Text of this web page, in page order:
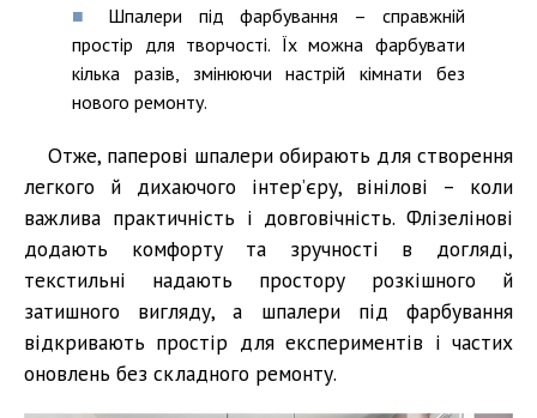
Шпалери під фарбування – справжній
простір для творчості. Їх можна фарбувати
кілька разів, змінюючи настрій кімнати без
нового ремонту.
Отже, паперові шпалери обирають для створення
легкого й дихаючого інтер’єру, вінілові – коли
важлива практичність і довговічність. Флізелінові
додають комфорту та зручності в догляді,
текстильні надають простору розкішного й
затишного вигляду, а шпалери під фарбування
відкривають простір для експериментів і частих
оновлень без складного ремонту.